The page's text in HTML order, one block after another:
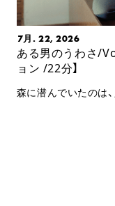
7月. 22, 2026
ある男のうわさ/
ョン /22分】
森に潜んでいたのは